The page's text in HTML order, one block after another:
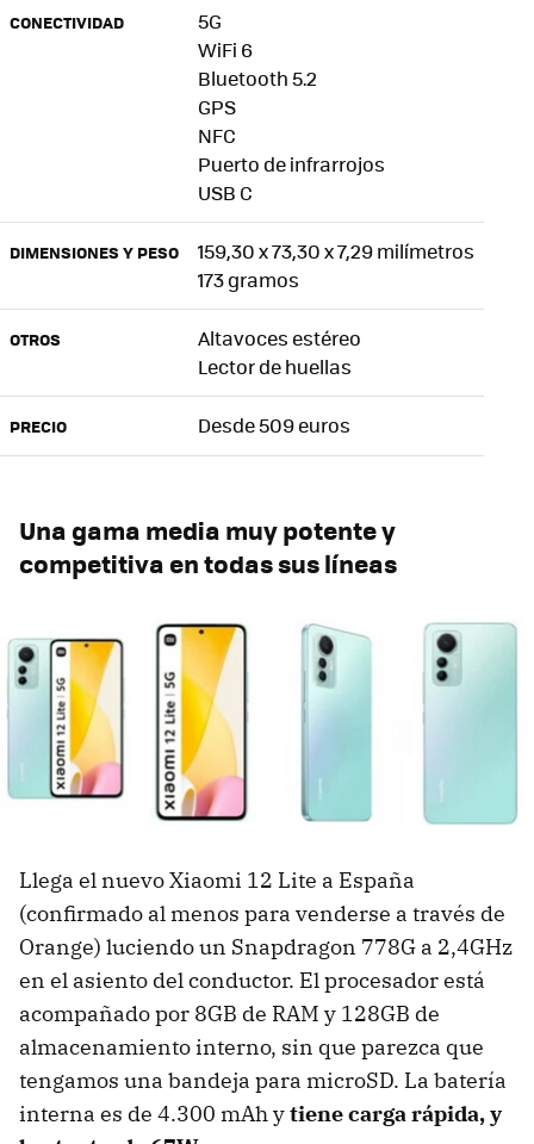
CONECTIVIDAD
5G
WiFi 6
Bluetooth 5.2
GPS
NFC
Puerto de infrarrojos
USB C
DIMENSIONES Y PESO
159,30 x 73,30 x 7,29 milímetros
173 gramos
OTROS
Altavoces estéreo
Lector de huellas
PRECIO Desde 509 euros
Una gama media muy potente y
competitiva en todas sus líneas
Llega el nuevo Xiaomi 12 Lite a España
(confirmado al menos para venderse a través de
Orange) luciendo un Snapdragon 778G a 2,4GHz
en el asiento del conductor. El procesador está
acompañado por 8GB de RAM y 128GB de
almacenamiento interno, sin que parezca que
tengamos una bandeja para microSD. La batería
interna es de 4.300 mAh ytiene carga rápida, y